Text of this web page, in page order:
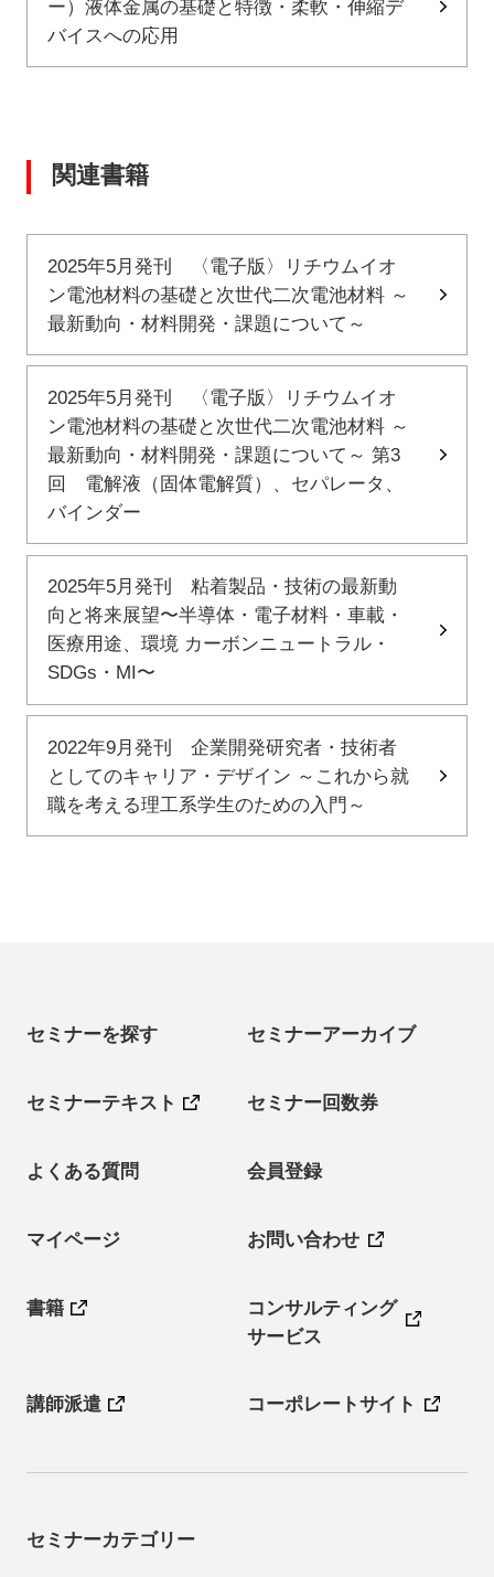
ー）液体金属の基礎と特徴・柔軟・伸縮デ
バイスへの応用
関連書籍
2025年5月発刊 〈電子版〉リチウムイオ
ン電池材料の基礎と次世代二次電池材料 ～
最新動向・材料開発・課題について～
2025年5月発刊 〈電子版〉リチウムイオ
ン電池材料の基礎と次世代二次電池材料 ～
最新動向・材料開発・課題について～ 第3
回 電解液（固体電解質）、セパレータ、
バインダー
2025年5月発刊 粘着製品・技術の最新動
向と将来展望〜半導体・電子材料・車載・
医療用途、環境 カーボンニュートラル・
SDGs・MI〜
2022年9月発刊 企業開発研究者・技術者
としてのキャリア・デザイン ～これから就
職を考える理工系学生のための入門～
セミナーを探す セミナーアーカイブ
セミナーテキスト セミナー回数券
よくある質問 会員登録
マイページ お問い合わせ
書籍
コンサルティング
サービス
講師派遣 コーポレートサイト
セミナーカテゴリー